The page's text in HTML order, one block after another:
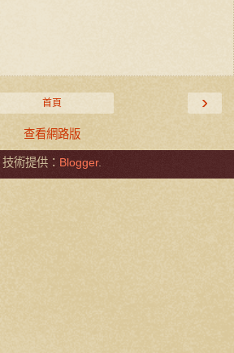
›
首頁
查看網路版
技術提供： Blogger.